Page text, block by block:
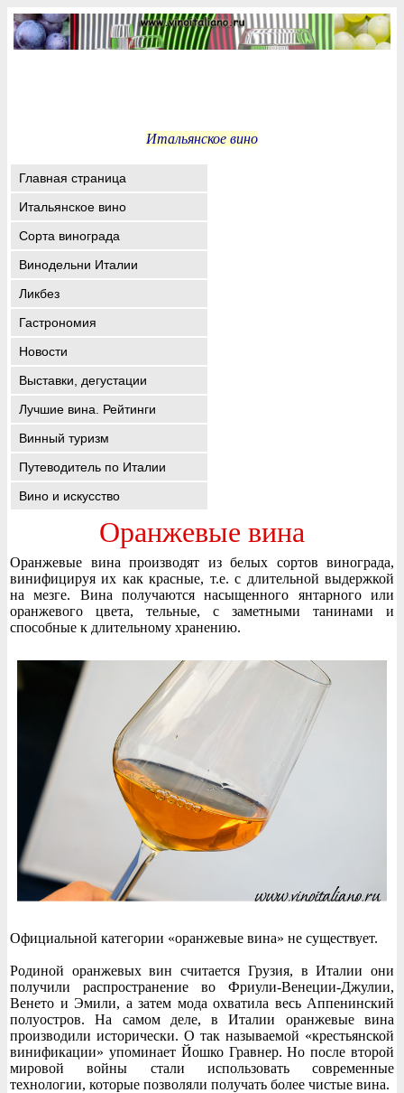
Итальянское вино
Главная страница
Итальянское вино
Сорта винограда
Винодельни Италии
Ликбез
Гастрономия
Новости
Выставки, дегустации
Лучшие вина. Рейтинги
Винный туризм
Путеводитель по Италии
Вино и искусство
Оранжевые вина
Оранжевые вина производят из белых сортов винограда,
винифицируя их как красные, т.е. с длительной выдержкой
на мезге. Вина получаются насыщенного янтарного или
оранжевого цвета, тельные, с заметными танинами и
способные к длительному хранению.
Официальной категории «оранжевые вина» не существует.
Родиной оранжевых вин считается Грузия, в Италии они
получили распространение во Фриули-Венеции-Джулии,
Венето и Эмили, а затем мода охватила весь Аппенинский
полуостров. На самом деле, в Италии оранжевые вина
производили исторически. О так называемой «крестьянской
винификации» упоминает Йошко Гравнер. Но после второй
мировой войны стали использовать современные
технологии, которые позволяли получать более чистые вина.